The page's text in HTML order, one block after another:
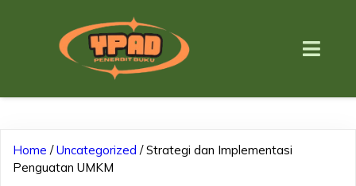
Home /Uncategorized / Strategi dan Implementasi
Penguatan UMKM